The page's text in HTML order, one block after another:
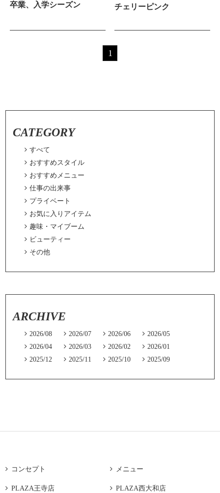
卒業、入学シーズン チェリーピンク
1
CATEGORY
 すべて
 おすすめスタイル
 おすすめメニュー
 仕事の出来事
 プライベート
 お気に入りアイテム
 趣味・マイブーム
 ビューティー
 その他
ARCHIVE
 2026/08  2026/07  2026/06  2026/05
 2026/04  2026/03  2026/02  2026/01
 2025/12  2025/11  2025/10  2025/09
 コンセプト  メニュー
 PLAZA王寺店  PLAZA西大和店